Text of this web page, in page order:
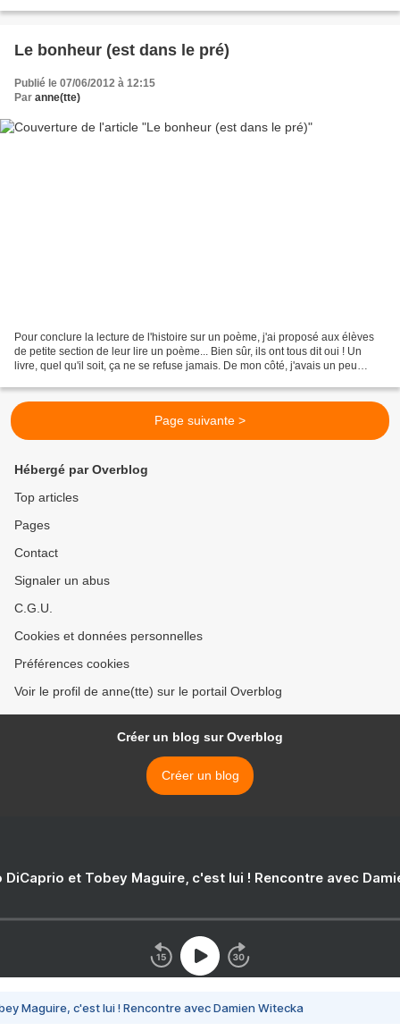
Le bonheur (est dans le pré)
Publié le 07/06/2012 à 12:15
Par anne(tte)
Pour conclure la lecture de l'histoire sur un poème, j'ai proposé aux élèves
de petite section de leur lire un poème... Bien sûr, ils ont tous dit oui ! Un
livre, quel qu'il soit, ça ne se refuse jamais. De mon côté, j'avais un peu
Page suivante >
Hébergé par Overblog
Top articles
Pages
Contact
Signaler un abus
C.G.U.
Cookies et données personnelles
Préférences cookies
Voir le profil de anne(tte) sur le portail Overblog
Créer un blog sur Overblog
Créer un blog
DiCaprio et Tobey Maguire, c'est lui ! Rencontre avec
Maguire, c'est lui ! Rencontre avec Damien Witecka